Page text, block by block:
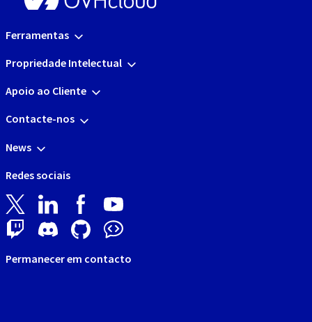
Ferramentas
Propriedade Intelectual
Apoio ao Cliente
Contacte-nos
News
Redes sociais
Permanecer em contacto